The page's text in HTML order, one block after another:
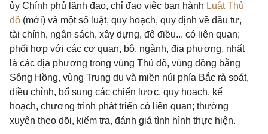
ủy Chính phủ lãnh đạo, chỉ đạo việc ban hành Luật Thủ
đô (mới) và một số luật, quy hoạch, quy định về đầu tư,
tài chính, ngân sách, xây dựng, đê điều... có liên quan;
phối hợp với các cơ quan, bộ, ngành, địa phương, nhất
là các địa phương trong vùng Thủ đô, vùng đồng bằng
Sông Hồng, vùng Trung du và miền núi phía Bắc rà soát,
điều chỉnh, bổ sung các chiến lược, quy hoạch, kế
hoạch, chương trình phát triển có liên quan; thường
xuyên theo dõi, kiểm tra, đánh giá tình hình thực hiện.